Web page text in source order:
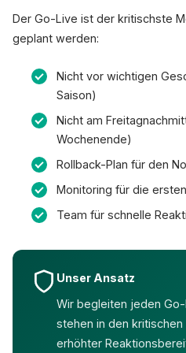
Der Go-Live ist der kritischste
geplant werden:
Nicht vor wichtigen
Saison)
Nicht am
Wochenende)
Rollback-Plan für den
Monitoring für die
Team für schnelle
Unser Ansatz
Wir begleiten jeden
stehen in den
erhöhter